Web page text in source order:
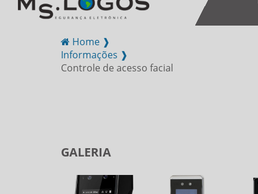
Home ❱
Informações ❱
Controle de acesso facial
GALERIA